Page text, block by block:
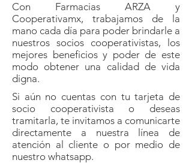
Con Farmacias ARZA y
Cooperativamx, trabajamos de la
mano cada día para poder brindarle a
nuestros socios cooperativistas, los
mejores beneficios y poder de este
modo obtener una calidad de vida
digna.
Si aún no cuentas con tu tarjeta de
socio cooperativista o deseas
tramitarla, te invitamos a comunicarte
directamente a nuestra línea de
atención al cliente o por medio de
nuestro whatsapp.